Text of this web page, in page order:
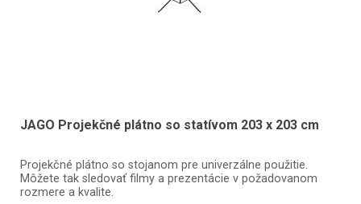
JAGO Projekčné plátno so statívom 203 x 203 cm
Projekčné plátno so stojanom pre univerzálne použitie.
Môžete tak sledovať filmy a prezentácie v požadovanom
rozmere a kvalite.